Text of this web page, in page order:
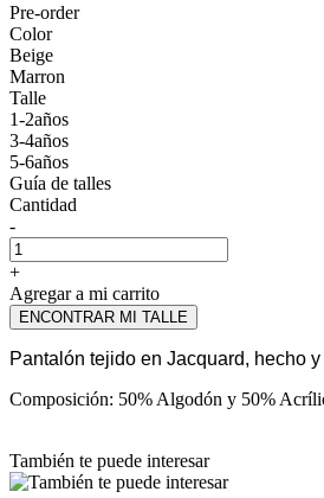
Pre-order
Color
Beige
Marron
Talle
1-2años
3-4años
5-6años
Guía de talles
Cantidad
-
+
Agregar a mi carrito
ENCONTRAR MI TALLE
Pantalón tejido en Jacquard, hecho
Composición: 50% Algodón y 50%
También te puede interesar